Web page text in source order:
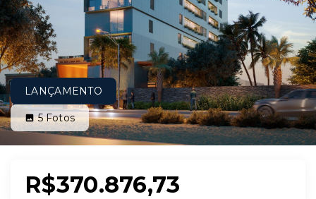
LANÇAMENTO
5Fotos
R$370.876,73